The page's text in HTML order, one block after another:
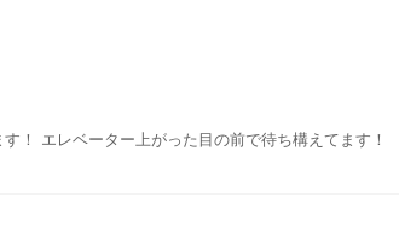
！ エレベーター上がった目の前で待ち構えてます！